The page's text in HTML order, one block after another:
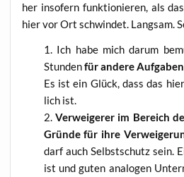
her inso­fern funk­tio­nie­ren, als
hier vor Ort schwin­det. Lang­sam.
Ich habe mich dar­um
Stun­denfür ande­re
Es ist ein Glück, dass das
lich ist.
Ver­wei­ge­rer im Bereich
Grün­de für ihre
darf auch Selbst­schutz sein.
ist und guten ana­lo­gen